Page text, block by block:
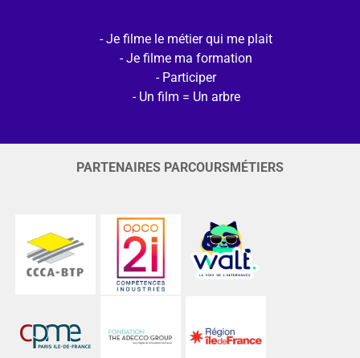
Je filme le métier qui me plait
Je filme ma formation
Participer
Un film = Un arbre
PARTENAIRES PARCOURSMÉTIERS